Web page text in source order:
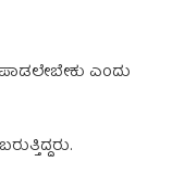
ಎಂದು